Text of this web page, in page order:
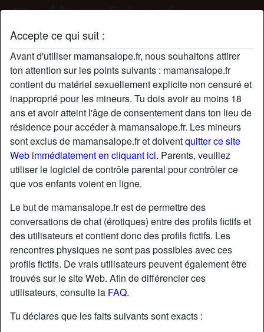
Accepte ce qui suit :
Avant d'utiliser mamansalope.fr, nous souhaitons attirer
ton attention sur les points suivants : mamansalope.fr
contient du matériel sexuellement explicite non censuré et
inapproprié pour les mineurs. Tu dois avoir au moins 18
ans et avoir atteint l'âge de consentement dans ton lieu de
résidence pour accéder à mamansalope.fr. Les mineurs
sont exclus de mamansalope.fr et doiventquitter ce site
Web immédiatement en cliquant ici. Parents, veuillez
utiliser le logiciel de contrôle parental pour contrôler ce
que vos enfants voient en ligne.
Le but de mamansalope.fr est de permettre des
conversations de chat (érotiques) entre des profils fictifs et
des utilisateurs et contient donc des profils fictifs. Les
rencontres physiques ne sont pas possibles avec ces
profils fictifs. De vrais utilisateurs peuvent également être
trouvés sur le site Web. Afin de différencier ces
utilisateurs, consulte la FAQ.
Tu déclares que les faits suivants sont exacts :
Profil de ClothildeC
radio_button_checked
starAjouter chatDiscuter !